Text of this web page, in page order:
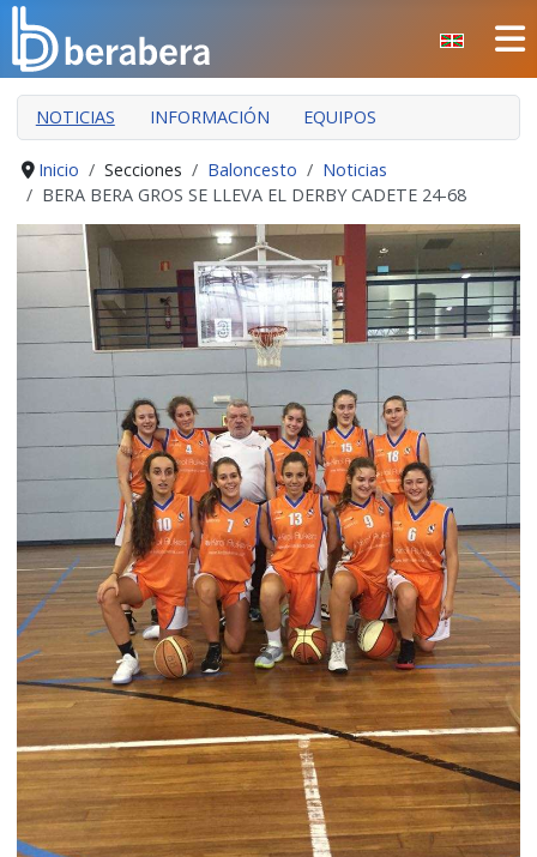
CERRAR
INICIO
CLUB
MANTEO
SECCIONES
EVENTOS
ÁREA SOCIAL
PREVENCIÓN DE LA VIOLENCIA
BERA BERA IZARRAK
NOTICIAS INFORMACIÓN EQUIPOS
Inicio Secciones Baloncesto
Noticias
BERA BERA GROS SE LLEVA EL DERBY CADETE 24-68